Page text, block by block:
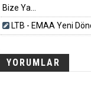
Bize Ya...
LTB - EMAA Yeni
YORUMLAR